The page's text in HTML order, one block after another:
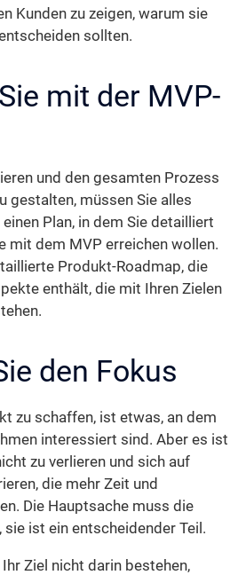
Kunden zu zeigen, warum sie
sollten.
mit der MVP-
und den gesamten Prozess
gestalten, müssen Sie alles
Plan, in dem Sie detailliert
mit dem MVP erreichen wollen.
Produkt-Roadmap, die
enthält, die mit Ihren Zielen
den Fokus
zu schaffen, ist etwas, an dem
interessiert sind. Aber es ist
zu verlieren und sich auf
die mehr Zeit und
Die Hauptsache muss die
ist ein entscheidender Teil.
Ziel nicht darin bestehen,